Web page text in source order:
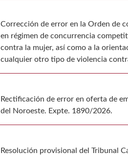
Corrección de error en la Orden de
en régimen de concurrencia
contra la mujer, así como a la
cualquier otro tipo de violencia
Rectificación de error en oferta de
del Noroeste. Expte. 1890/2026.
Resolución provisional del Tribunal